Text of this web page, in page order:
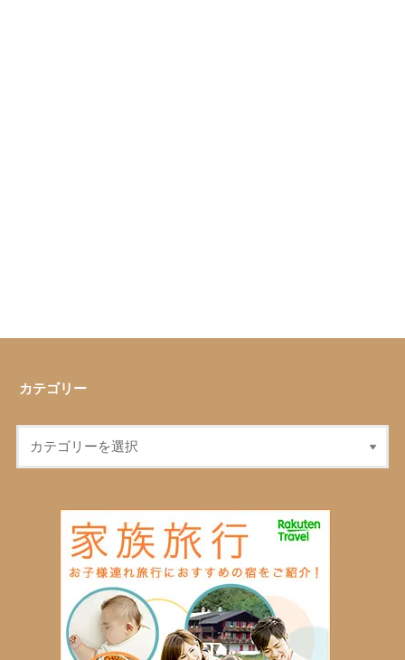
カテゴリー